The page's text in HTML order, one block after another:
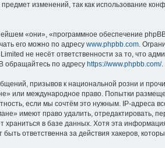
изменений, так как использование
«они», «программное обеспечение
его можно по адресу www.phpbb.com.
не несёт ответственности за то, что
обращайтесь по адресу https://www.phpbb.com/.
призывов к национальной розни и
или международное право. Попытки
если мы сочтём это нужным. IP-адреса
имеют право удалить, отредактировать,
в базе данных. Хотя эта
ответственна за действия хакеров,